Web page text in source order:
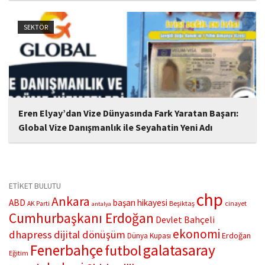
ve Amerika Birleşik Devletleri için vize randevusu bulmakta ciddi
zorluk yaşıyor. Randevu krizinin giderek büyüdüğünü belirten
PSM Vize sahibi Sergen Altunbaş, mevcut...
SEKTÖR
Eren Elyay’dan Vize Dünyasında Fark Yaratan Başarı:
Global Vize Danışmanlık ile Seyahatin Yeni Adı
Yurt dışına çıkmak artık sadece bir hayal değil, doğru ellerde
dönemlerde adından sıkça söz ettiriyor....
ETİKET BULUTU
ABD AK Parti Ankara antalya başarı hikayesi Beşiktaş chp cinayet
Cumhurbaşkanı Erdoğan Devlet Bahçeli
dhapress dijital dönüşüm Dünya Kupası ekonomi Erdoğan
Eğitim Fenerbahçefutbolgalatasaray